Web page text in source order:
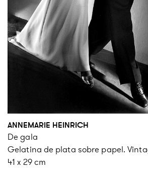
ANNEMARIE HEINRICH
De gala
Gelatina de plata sobre papel.
41 x 29 cm